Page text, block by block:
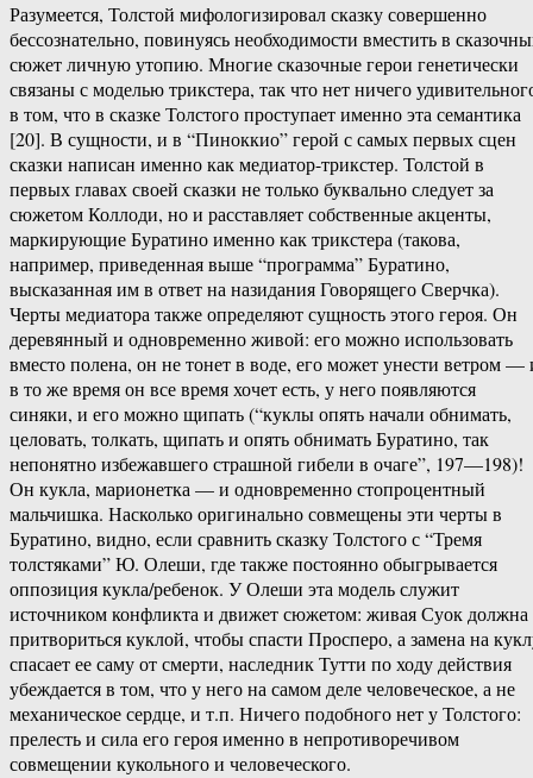
Разумеется, Толстой мифологизировал сказку совершенно
бессознательно, повинуясь необходимости вместить в
сюжет личную утопию. Многие сказочные герои генетически
связаны с моделью трикстера, так что нет ничего
в том, что в сказке Толстого проступает именно эта семантика
[20]. В сущности, и в “Пиноккио” герой с самых первых сцен
сказки написан именно как медиатор-трикстер. Толстой в
первых главах своей сказки не только буквально следует за
сюжетом Коллоди, но и расставляет собственные акценты,
маркирующие Буратино именно как трикстера (такова,
например, приведенная выше “программа” Буратино,
высказанная им в ответ на назидания Говорящего Сверчка).
Черты медиатора также определяют сущность этого героя. Он
деревянный и одновременно живой: его можно использовать
вместо полена, он не тонет в воде, его может унести ветром —
в то же время он все время хочет есть, у него появляются
синяки, и его можно щипать (“куклы опять начали обнимать,
целовать, толкать, щипать и опять обнимать Буратино, так
непонятно избежавшего страшной гибели в очаге”, 197—198)!
Он кукла, марионетка — и одновременно стопроцентный
мальчишка. Насколько оригинально совмещены эти черты в
Буратино, видно, если сравнить сказку Толстого с “Тремя
толстяками” Ю. Олеши, где также постоянно обыгрывается
оппозиция кукла/ребенок. У Олеши эта модель служит
источником конфликта и движет сюжетом: живая Суок должна
притвориться куклой, чтобы спасти Просперо, а замена на
спасает ее саму от смерти, наследник Тутти по ходу действия
убеждается в том, что у него на самом деле человеческое, а не
механическое сердце, и т.п. Ничего подобного нет у Толстого:
прелесть и сила его героя именно в непротиворечивом
совмещении кукольного и человеческого.